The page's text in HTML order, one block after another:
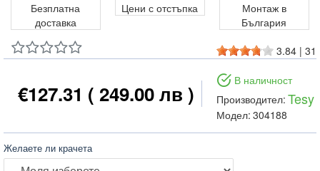
3.84 | 31
€127.31 ( 249.00 лв )
В наличност
Производител: Tesy
Модел: 304188
Желаете ли крачета
Безплатна
доставка
Цени с отстъпка
Монтаж в
България